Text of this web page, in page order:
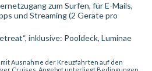
zum Surfen, für E-Mails,
und Streaming (2 Geräte pro
inklusive: Pooldeck, Luminae
Ausnahme der Kreuzfahrten auf den